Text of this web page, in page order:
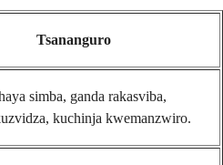
Tsananguro
simba, ganda rakasviba,
kuchinja kwemanzwiro.